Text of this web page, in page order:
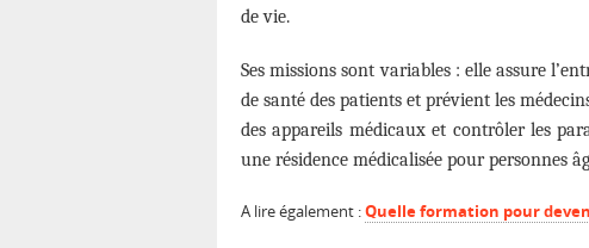
de vie.
Ses missions sont variables : elle assure
de santé des patients et prévient les
des appareils médicaux et contrôler les
une résidence médicalisée pour personnes
A lire également :Quelle formation pour